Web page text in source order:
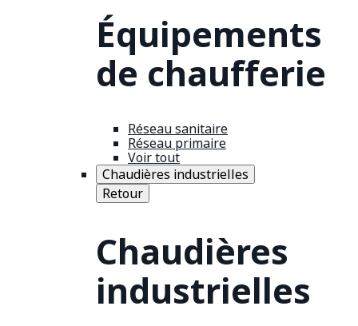
Équipements
de chaufferie
Réseau sanitaire
Réseau primaire
Voir tout
Chaudières industrielles
Retour
Chaudières
industrielles